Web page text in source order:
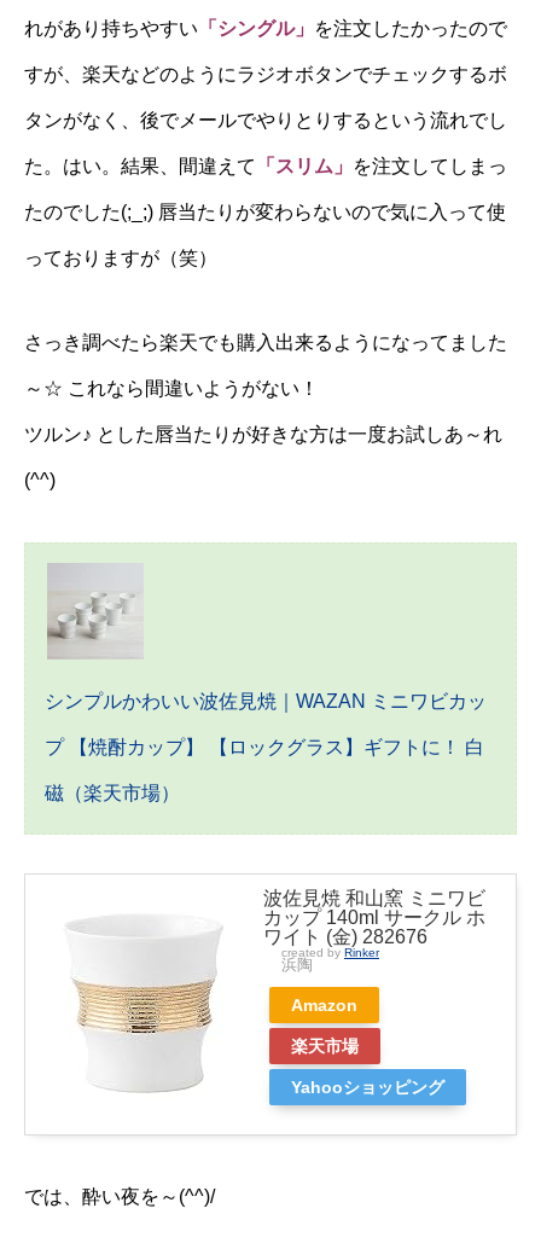
れがあり持ちやすい 「シングル」 を注文したかったので
すが、楽天などのようにラジオボタンでチェックするボ
タンがなく、後でメールでやりとりするという流れでし
た。はい。結果、間違えて 「スリム」 を注文してしまっ
たのでした(;_;) 唇当たりが変わらないので気に入って使
っておりますが（笑）
さっき調べたら楽天でも購入出来るようになってました
～☆ これなら間違いようがない！
ツルン♪ とした唇当たりが好きな方は一度お試しあ～れ
(^^)
シンプルかわいい波佐見焼｜WAZAN ミニワビカッ
プ 【焼酎カップ】 【ロックグラス】ギフトに！ 白
磁（楽天市場）
波佐見焼 和山窯 ミニワビ
カップ 140ml サークル ホ
ワイト (金) 282676
created by Rinker
浜陶
Amazon
楽天市場
Yahooショッピング
では、酔い夜を～(^^)/